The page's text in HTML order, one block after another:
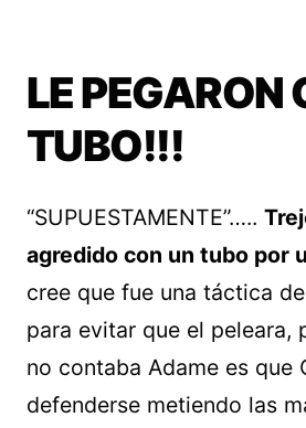
LE PEGARON
TUBO!!!
“SUPUESTAMENTE”…..
agredido con un tubo por
cree que fue una táctica
para evitar que el peleara,
no contaba Adame es que
defenderse metiendo las